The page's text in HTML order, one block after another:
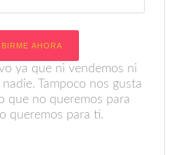
ya que ni vendemos ni
Tampoco nos gusta
que no queremos para
queremos para ti.